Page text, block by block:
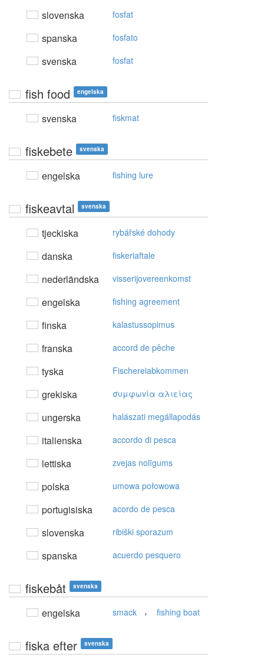
slovenska fosfat
spanska fosfato
svenska fosfat
fish food engelska
svenska fiskmat
fiskebete svenska
engelska fishing lure
fiskeavtal svenska
tjeckiska rybářské dohody
danska fiskeriaftale
nederländska visserijovereenkomst
engelska fishing agreement
finska kalastussopimus
franska accord de pêche
tyska Fischereiabkommen
grekiska συμφωvία αλιείας
ungerska halászati megállapodás
italienska accordo di pesca
lettiska zvejas nolīgums
polska umowa połowowa
portugisiska acordo de pesca
slovenska ribiški sporazum
spanska acuerdo pesquero
fiskebåt svenska
engelska smack , fishing boat
fiska efter svenska